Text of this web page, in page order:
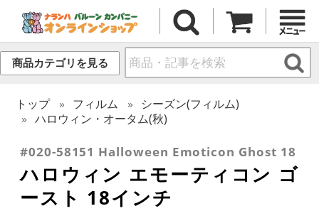
商品カテゴリを見る
トップ フィルム
シーズン(フィルム)
ハロウィン・オータム(秋)
#020-58151 Halloween Emoticon Ghost 18
ハロウィン エモーティコン ゴ
ースト 18インチ